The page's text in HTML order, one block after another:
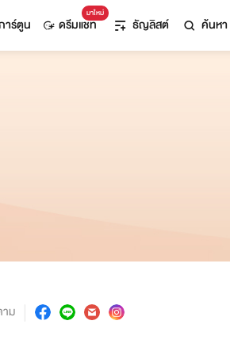
าร์ตูน
มาใหม่
ดรีมแชท ธัญลิสต์ ค้นหา
ม